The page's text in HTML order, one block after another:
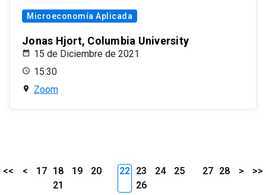
Microeconomía Aplicada
Jonas Hjort, Columbia University
15 de Diciembre de 2021
15:30
Zoom
<< < 17 18 19
20
21
22 23 24
25
26
27 28 > >>